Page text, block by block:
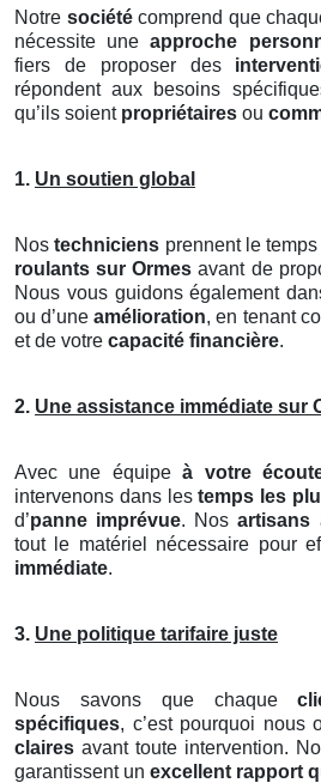
Notre sociétécomprend que
nécessite uneapproche
fiers de proposer des
répondent aux besoins
qu’ils soient propriétaires ou
1. Un soutien global
Nostechniciens prennent le
roulants sur Ormesavant de
Nous vous guidons également
ou d’uneamélioration, en tenant
et de votre capacité financière.
2. Une assistance immédiate sur
Avec une équipeà votre
intervenons dans lestemps les
d’panne imprévue. Nosartisans
tout le matériel nécessaire pour
immédiate.
3. Une politique tarifaire juste
Nous savons que chaque
spécifiques, c’est pourquoi nous
claires avant toute intervention.
garantissent un excellent rapport